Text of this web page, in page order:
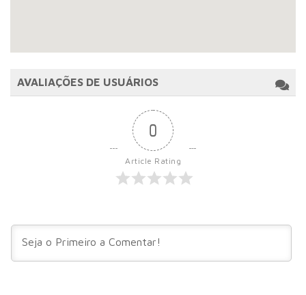
AVALIAÇÕES DE USUÁRIOS
0
Article Rating